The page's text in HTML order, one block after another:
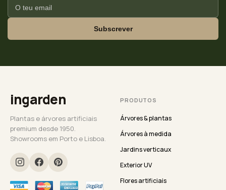
Subscrever
ingarden
Plantas e árvores artificiais
premium desde 1950.
Showrooms em Porto e Lisboa.
PRODUTOS
Árvores & plantas
Árvores à medida
Jardins verticaux
Exterior UV
Flores artificiais